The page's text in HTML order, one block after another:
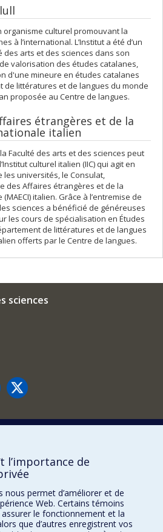
organisme culturel promouvant la
à l’international. L’Institut a été d’un
des arts et des sciences dans son
valorisation des études catalanes,
d'une mineure en études catalanes
de littératures et de langues du monde
proposée au Centre de langues.
étrangères et de la
italien
Faculté des arts et des sciences peut
culturel italien (IIC) qui agit en
les universités, le Consulat,
des Affaires étrangères et de la
italien. Grâce à l’entremise de
sciences a bénéficié de généreuses
les cours de spécialisation en Études
de littératures et de langues
offerts par le Centre de langues.
sciences
l’importance de
nous permet d’améliorer et de
Web. Certains témoins
le fonctionnement et la
que d’autres enregistrent vos